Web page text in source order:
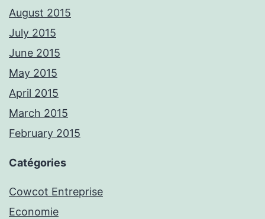
August 2015
July 2015
June 2015
May 2015
April 2015
March 2015
February 2015
Catégories
Cowcot Entreprise
Economie